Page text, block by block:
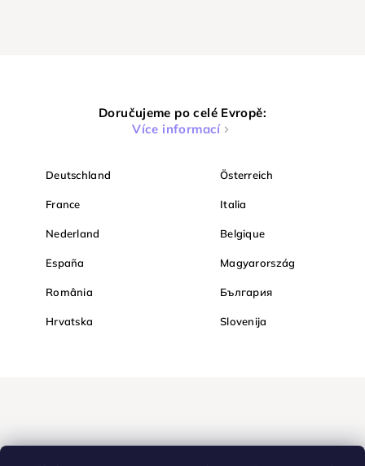
Doručujeme po celé Evropě:
Více informací
Deutschland Österreich
France Italia
Nederland Belgique
España Magyarország
România България
Hrvatska Slovenija